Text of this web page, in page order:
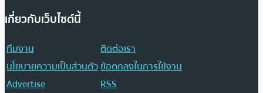
เกี่ยวกับเว็บไซต์นี้
ทีมงาน
ติดต่อเรา
นโยบายความเป็นส่วนตัวข้อตกลงในการใช้งาน
Advertise
RSS